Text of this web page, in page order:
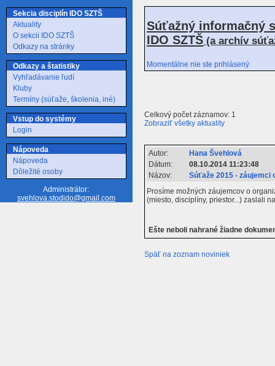
Sekcia disciplín IDO SZTŠ
Aktuality
O sekcii IDO SZTŠ
Odkazy na stránky
Odkazy a štatistiky
Vyhľadávanie ľudí
Kluby
Termíny (súťaže, školenia, iné)
Vstup do systémy
Login
Nápoveda
Nápoveda
Dôležité osoby
Administrátor:
svehlova.stodido@gmail.com
Súťažný informačný
IDO SZTŠ (a archív
Momentálne nie ste prihlásený
Celkový počet záznamov: 1
Zobraziť všetky aktuality
Autor:
Hana Švehlová
Dátum:
08.10.2014 11:23:48
Názov:
Súťaže 2015 - záujemci
Prosíme možných záujemcov o
(miesto, disciplíny, priestor...) zaslali
Ešte neboli nahrané žiadne
Späť na zoznam noviniek